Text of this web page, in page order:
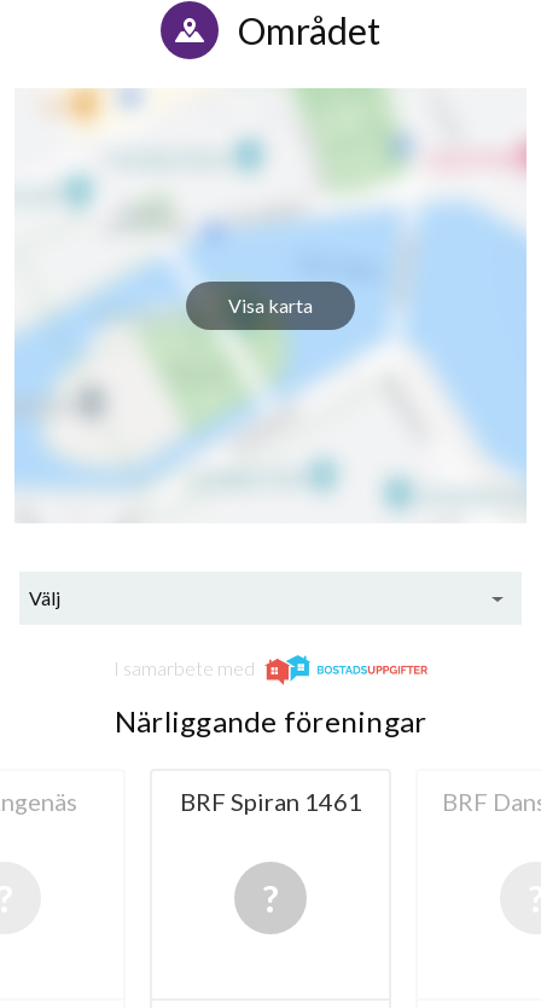
32
Området
Visa karta
Välj
I samarbete med
Närliggande föreningar
BRF Spiran 1461 BRF